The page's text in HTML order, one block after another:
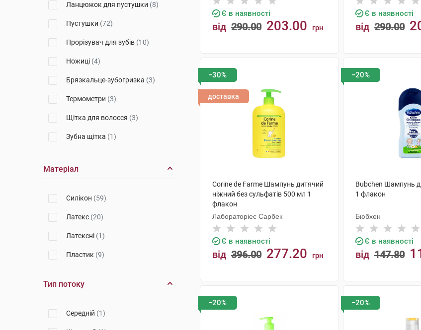
Ланцюжок для пустушки (8)
Пустушки (72)
Прорізувач для зубів (10)
Ножиці (4)
Брязкальце-зубогризка (3)
Термометри (3)
Щітка для волосся (3)
Зубна щітка (1)
Брязкальце
Шампунь
Матеріал
Cилікон (59)
Латекс (20)
Латексні (1)
Пластик (9)
Тип потоку
Середній (1)
Є в наявності
від 290.00 203.00 грн
Є в наявності
від 290.00
−30%
доставка
Corine de Farme Шампунь дитячий
ніжний без сульфатів 500 мл 1
флакон
Лабораторіес Сарбек
Є в наявності
від 396.00 277.20 грн
−20%
Bubchen Шампунь
1 флакон
Бюбхен
Є в наявності
від 147.80
−20% −20%